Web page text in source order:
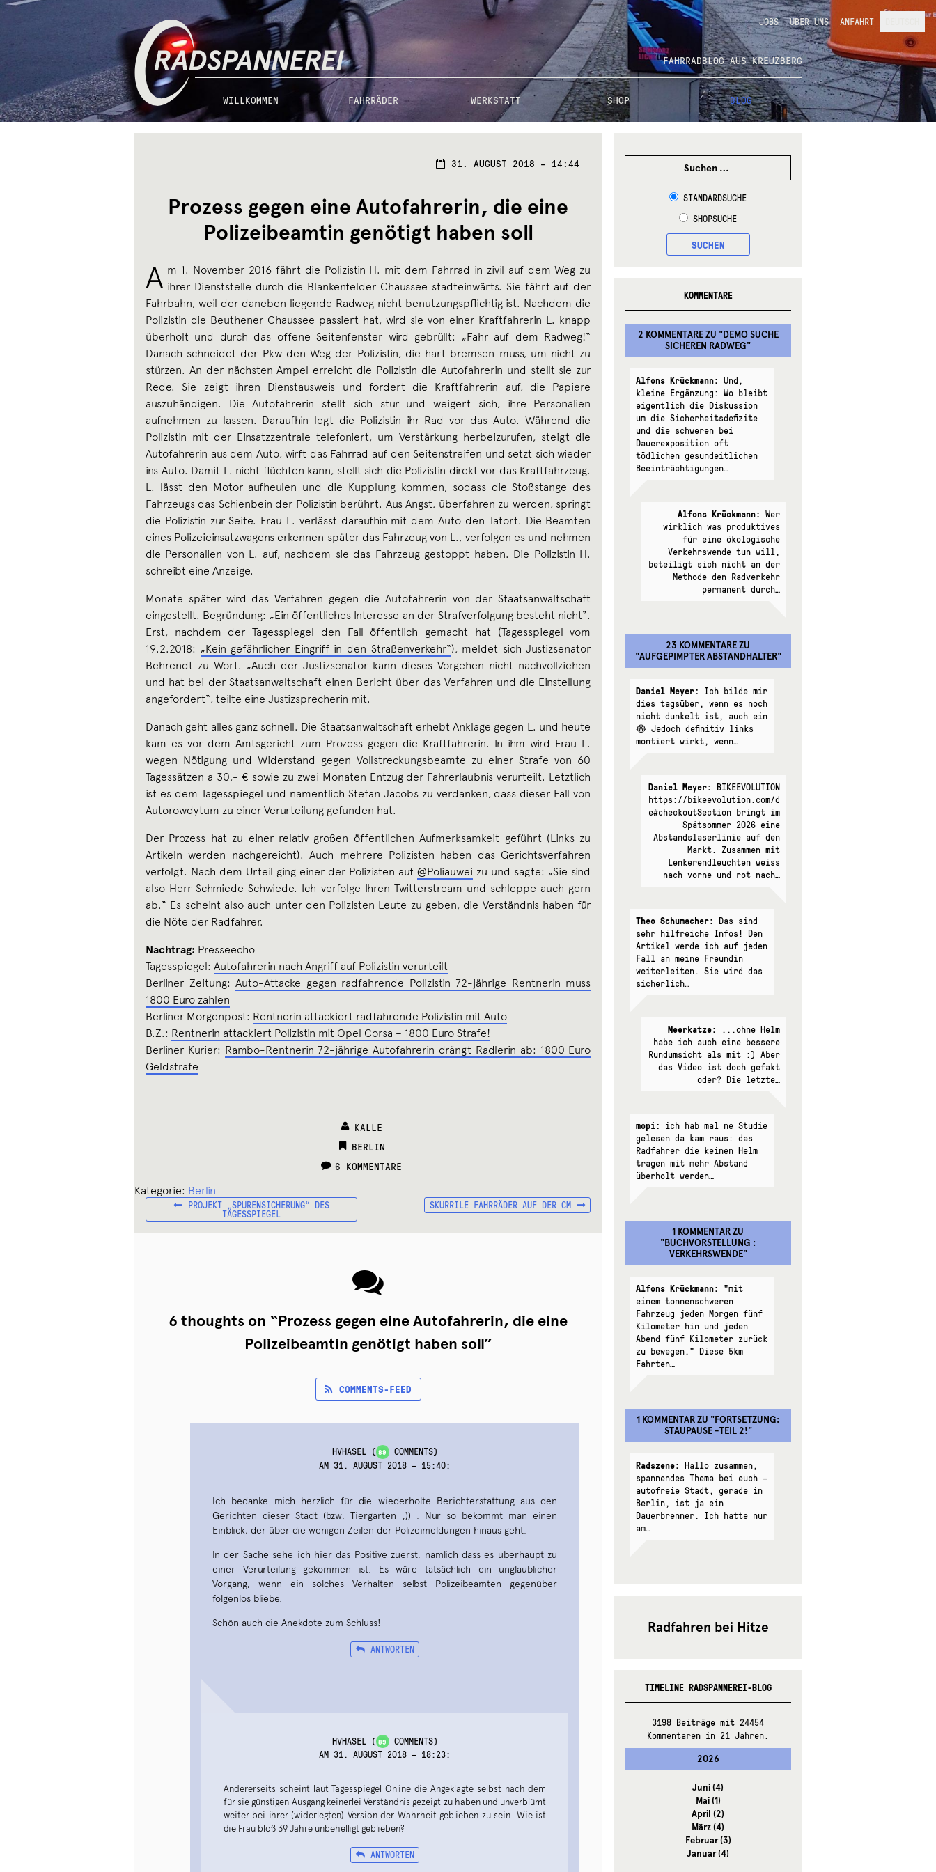
Zur
Zum
Radspannerei
FAHRRADBLOG AUS KREUZBERG
JOBS ÜBER UNS ANFAHRT
WILLKOMMEN FAHRRÄDER WERKSTATT SHOP BLOG
31. AUGUST 2018 – 14:44
SEPTEMBER
Prozess gegen eine Autofahrerin, die eine
Polizeibeamtin genötigt haben soll
A m 1. November 2016 fährt die Polizistin H. mit dem Fahrrad in zivil auf dem Weg zu
ihrer Dienststelle durch die Blankenfelder Chaussee stadteinwärts. Sie fährt auf der
Fahrbahn, weil der daneben liegende Radweg nicht benutzungspflichtig ist. Nachdem die
Polizistin die Beuthener Chaussee passiert hat, wird sie von einer Kraftfahrerin L. knapp
überholt und durch das offene Seitenfenster wird gebrüllt: „Fahr auf dem Radweg!“
Danach schneidet der Pkw den Weg der Polizistin, die hart bremsen muss, um nicht zu
stürzen. An der nächsten Ampel erreicht die Polizistin die Autofahrerin und stellt sie zur
Rede. Sie zeigt ihren Dienstausweis und fordert die Kraftfahrerin auf, die Papiere
auszuhändigen. Die Autofahrerin stellt sich stur und weigert sich, ihre Personalien
aufnehmen zu lassen. Daraufhin legt die Polizistin ihr Rad vor das Auto. Während die
Polizistin mit der Einsatzzentrale telefoniert, um Verstärkung herbeizurufen, steigt die
Autofahrerin aus dem Auto, wirft das Fahrrad auf den Seitenstreifen und setzt sich wieder
ins Auto. Damit L. nicht flüchten kann, stellt sich die Polizistin direkt vor das Kraftfahrzeug.
L. lässt den Motor aufheulen und die Kupplung kommen, sodass die Stoßstange des
Fahrzeugs das Schienbein der Polizistin berührt. Aus Angst, überfahren zu werden, springt
die Polizistin zur Seite. Frau L. verlässt daraufhin mit dem Auto den Tatort. Die Beamten
eines Polizeieinsatzwagens erkennen später das Fahrzeug von L., verfolgen es und nehmen
die Personalien von L. auf, nachdem sie das Fahrzeug gestoppt haben. Die Polizistin H.
schreibt eine Anzeige.
Monate später wird das Verfahren gegen die Autofahrerin von der Staatsanwaltschaft
eingestellt. Begründung: „Ein öffentliches Interesse an der Strafverfolgung besteht nicht“.
Erst, nachdem der Tagesspiegel den Fall öffentlich gemacht hat (Tagesspiegel vom
19.2.2018: „Kein gefährlicher Eingriff in den Straßenverkehr“), meldet sich Justizsenator
Behrendt zu Wort. „Auch der Justizsenator kann dieses Vorgehen nicht nachvollziehen
und hat bei der Staatsanwaltschaft einen Bericht über das Verfahren und die Einstellung
angefordert“, teilte eine Justizsprecherin mit.
Danach geht alles ganz schnell. Die Staatsanwaltschaft erhebt Anklage gegen L. und heute
kam es vor dem Amtsgericht zum Prozess gegen die Kraftfahrerin. In ihm wird Frau L.
wegen Nötigung und Widerstand gegen Vollstreckungsbeamte zu einer Strafe von 60
Tagessätzen a 30,- € sowie zu zwei Monaten Entzug der Fahrerlaubnis verurteilt. Letztlich
ist es dem Tagesspiegel und namentlich Stefan Jacobs zu verdanken, dass dieser Fall von
Autorowdytum zu einer Verurteilung gefunden hat.
Der Prozess hat zu einer relativ großen öffentlichen Aufmerksamkeit geführt (Links zu
Artikeln werden nachgereicht). Auch mehrere Polizisten haben das Gerichtsverfahren
verfolgt. Nach dem Urteil ging einer der Polizisten auf@Poliauwei zu und sagte: „Sie sind
also HerrSchmiedeSchwiede. Ich verfolge Ihren Twitterstream und schleppe auch gern
ab.“ Es scheint also auch unter den Polizisten Leute zu geben, die Verständnis haben für
die Nöte der Radfahrer.
Nachtrag: Presseecho
Tagesspiegel: Autofahrerin nach Angriff auf Polizistin verurteilt
Berliner Zeitung:Auto-Attacke gegen radfahrende Polizistin 72-jährige Rentnerin muss
1800 Euro zahlen
Berliner Morgenpost: Rentnerin attackiert radfahrende Polizistin mit Auto
B.Z.: Rentnerin attackiert Polizistin mit Opel Corsa – 1800 Euro Strafe!
Berliner Kurier: Rambo-Rentnerin 72-jährige Autofahrerin drängt Radlerin ab: 1800 Euro
Geldstrafe
KALLE
CATEGORIES:
BERLIN
6 KOMMENTARE
Kategorie: Berlin
Beitragsnavigation
VORHERIGER
BEITRAG:
PROJEKT „SPURENSICHERUNG“ DES
TAGESSPIEGEL
NÄCHSTER
BEITRAG:
SKURRILE FAHRRÄDER AUF DER CM
6 thoughts on “Prozess gegen eine Autofahrerin, die eine
Polizeibeamtin genötigt haben soll”
COMMENTS-FEED
HVHASEL ( 89 COMMENTS)
AM 31. AUGUST 2018 — 15:40:
Ich bedanke mich herzlich für die wiederholte Berichterstattung aus den
Gerichten dieser Stadt (bzw. Tiergarten ;)) . Nur so bekommt man einen
Einblick, der über die wenigen Zeilen der Polizeimeldungen hinaus geht.
In der Sache sehe ich hier das Positive zuerst, nämlich dass es überhaupt zu
einer Verurteilung gekommen ist. Es wäre tatsächlich ein unglaublicher
Vorgang, wenn ein solches Verhalten selbst Polizeibeamten gegenüber
folgenlos bliebe.
Schön auch die Anekdote zum Schluss!
ANTWORTEN
HVHASEL ( 89 COMMENTS)
AM 31. AUGUST 2018 — 18:23:
Andererseits scheint laut Tagesspiegel Online die Angeklagte selbst nach dem
für sie günstigen Ausgang keinerlei Verständnis gezeigt zu haben und unverblümt
weiter bei ihrer (widerlegten) Version der Wahrheit geblieben zu sein. Wie ist
die Frau bloß 39 Jahre unbehelligt geblieben?
ANTWORTEN
STANDARDSUCHE
SHOPSUCHE
SUCHEN
KOMMENTARE
2 KOMMENTAREZU "DEMO SUCHE
SICHEREN RADWEG"
Alfons Krückmann: Und,
kleine Ergänzung: Wo bleibt
eigentlich die Diskussion
um die Sicherheitsdefizite
und die schweren bei
Dauerexposition oft
tödlichen gesundeitlichen
Beeinträchtigungen…
Alfons Krückmann: Wer
wirklich was produktives
für eine ökologische
Verkehrswende tun will,
beteiligt sich nicht an der
Methode den Radverkehr
permanent durch…
23 KOMMENTAREZU
"AUFGEPIMPTER ABSTANDHALTER"
Daniel Meyer: Ich bilde mir
dies tagsüber, wenn es noch
nicht dunkelt ist, auch ein
😂 Jedoch definitiv links
montiert wirkt, wenn…
Daniel Meyer: BIKEEVOLUTION
https://bikeevolution.com/d
e#checkoutSection bringt im
Spätsommer 2026 eine
Abstandslaserlinie auf den
Markt. Zusammen mit
Lenkerendleuchten weiss
nach vorne und rot nach…
Theo Schumacher: Das sind
sehr hilfreiche Infos! Den
Artikel werde ich auf jeden
Fall an meine Freundin
weiterleiten. Sie wird das
sicherlich…
Meerkatze:
...ohne Helm
habe ich auch eine bessere
Rundumsicht als mit :) Aber
das Video ist doch gefakt
oder? Die letzte…
mopi: ich hab mal ne Studie
gelesen da kam raus: das
Radfahrer die keinen Helm
tragen mit mehr Abstand
überholt werden…
1 KOMMENTARZU
"BUCHVORSTELLUNG :
VERKEHRSWENDE"
Alfons Krückmann: "mit
einem tonnenschweren
Fahrzeug jeden Morgen fünf
Kilometer hin und jeden
Abend fünf Kilometer zurück
zu bewegen." Diese 5km
Fahrten…
1 KOMMENTARZU "FORTSETZUNG:
STAUPAUSE -TEIL 2!"
Radszene: Hallo zusammen,
spannendes Thema bei euch –
autofreie Stadt, gerade in
Berlin, ist ja ein
Dauerbrenner. Ich hatte nur
am…
Radfahren bei Hitze
TIMELINE RADSPANNEREI-BLOG
3198 Beiträge mit 24454
Kommentaren in 21 Jahren.
2026
Juni(4)
Mai(1)
April (2)
März(4)
Februar(3)
Januar(4)